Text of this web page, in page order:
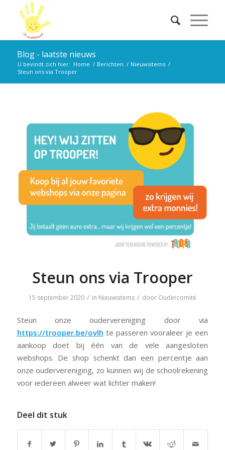
Blog - laatste nieuws
U bevindt zich hier: Home / Berichten / Nieuwsitems /
Steun ons via Trooper
Steun ons via Trooper
15 september 2020 / in Nieuwsitems / door Oudercomité
Steun onze oudervereniging door via
https://trooper.be/ovlh te passeren vooraleer je een
aankoop doet bij één van de vele aangesloten
webshops. De shop schenkt dan een percentje aan
onze oudervereniging, zo kunnen wij de schoolrekening
voor iedereen alweer wat lichter maken!
Deel dit stuk